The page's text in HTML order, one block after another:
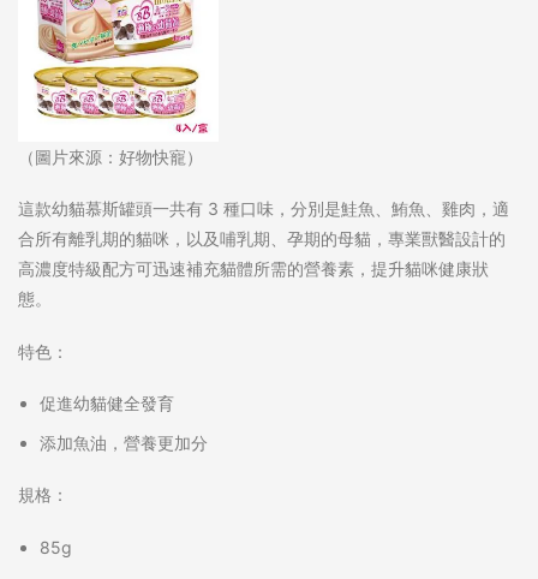
（圖片來源：好物快寵）
這款幼貓慕斯罐頭一共有 3 種口味，分別是鮭魚、鮪魚、雞肉，適
合所有離乳期的貓咪，以及哺乳期、孕期的母貓，專業獸醫設計的
高濃度特級配方可迅速補充貓體所需的營養素，提升貓咪健康狀
態。
特色：
促進幼貓健全發育
添加魚油，營養更加分
規格：
85g